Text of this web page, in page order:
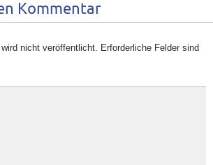
Kommentar
nicht veröffentlicht.
Erforderliche Felder sind